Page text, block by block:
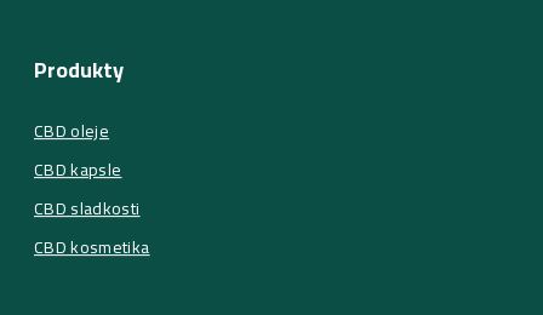
Produkty
CBD oleje
CBD kapsle
CBD sladkosti
CBD kosmetika